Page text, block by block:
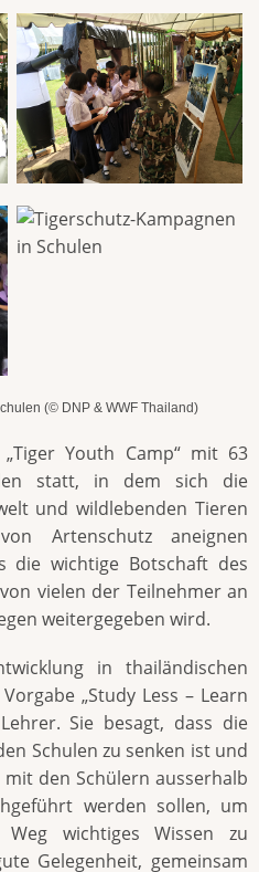
(© DNP & WWF Thailand)
Youth Camp“ mit 63
statt, in dem sich die
und wildlebenden Tieren
Artenschutz aneignen
die wichtige Botschaft des
vielen der Teilnehmer an
weitergegeben wird.
in thailändischen
„Study Less – Learn
Sie besagt, dass die
Schulen zu senken ist und
den Schülern ausserhalb
werden sollen, um
wichtiges Wissen zu
Gelegenheit, gemeinsam